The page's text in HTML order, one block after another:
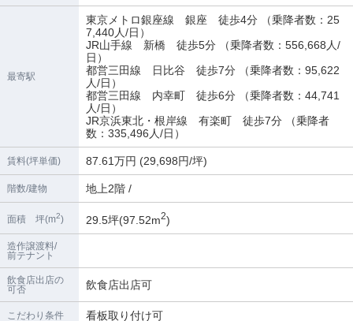
最寄駅
東京メトロ銀座線 銀座 徒歩4分 （乗降者数：25
7,440人/日）
JR山手線 新橋 徒歩5分 （乗降者数：556,668人/
日）
都営三田線 日比谷 徒歩7分 （乗降者数：95,622
人/日）
都営三田線 内幸町 徒歩6分 （乗降者数：44,741
人/日）
JR京浜東北・根岸線 有楽町 徒歩7分 （乗降者
数：335,496人/日）
賃料(坪単価) 87.61万円 (29,698円/坪)
階数/建物 地上2階 /
面積 坪(m2) 29.5坪(97.52m2)
造作譲渡料/
前テナント
飲食店出店の
可否
飲食店出店可
こだわり条件 看板取り付け可